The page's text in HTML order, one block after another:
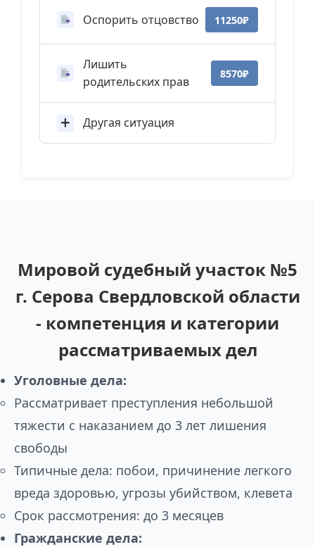
Оспорить отцовство 11250₽
Лишить
родительских прав
8570₽
Другая ситуация
Мировой судебный участок №5
г. Серова Свердловской области
- компетенция и категории
рассматриваемых дел
Уголовные дела:
Рассматривает преступления небольшой
тяжести с наказанием до 3 лет лишения
свободы
Типичные дела: побои, причинение легкого
вреда здоровью, угрозы убийством, клевета
Срок рассмотрения: до 3 месяцев
Гражданские дела: